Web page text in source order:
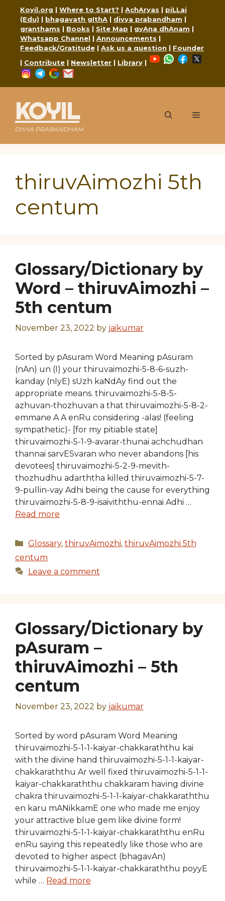
content
Koyil.org | Where to Start? | AchAryas | piLLai
(Edu) | bhagavath gIthA | divya prabandham |
granthams | Books | Site Map | gyAna dhAnam |
Whatsapp Channel | Announcements |
Feedback/Gratitude | Ask us a question | Founder
| Contribute | Newsletter | Library |
YouTubeWhatsApp
Facebook
Instagram
Telegram
Google
KOYIL
DIVYA PRABANDHAM
Menu
thiruvAimozhi 5th
centum
Glossary/Dictionary by
Word – thiruvAimozhi –
5th centum
November 23, 2022 by jaikumar
Sorted by pAsuram Word Meaning pAsuram
(nAn) un (I) your thiruvaimozhi-5-8-6-suzh-
kanday (nIyE) sUzh kaNdAy find out the
appropriate means. thiruvaimozhi-5-8-5-
azhuvan-thozhuvan a that thiruvaimozhi-5-8-2-
emmane A A enRu considering -alas! (feeling
sympathetic)- [for my pitiable state]
thiruvaimozhi-5-1-9-avarar-thunai achchudhan
thannai sarvESvaran who never abandons [his
devotees] thiruvaimozhi-5-2-9-mevith-
thozhudhu adarththa killed thiruvaimozhi-5-7-
9-pullin-vay Adhi being the cause for everything
thiruvaimozhi-5-8-9-isaiviththu-ennai Adhi …
Read more
Categories
Glossary, thiruvAimozhi, thiruvAimozhi 5th
centum
Leave a comment
Glossary/Dictionary by
pAsuram –
thiruvAimozhi – 5th
centum
November 23, 2022 by jaikumar
Sorted by word pAsuram Word Meaning
thiruvaimozhi-5-1-1-kaiyar-chakkaraththu kai
with the divine hand thiruvaimozhi-5-1-1-kaiyar-
chakkaraththu Ar well fixed thiruvaimozhi-5-1-1-
kaiyar-chakkaraththu chakkaram having divine
chakra thiruvaimozhi-5-1-1-kaiyar-chakkaraththu
en karu mANikkamE one who made me enjoy
your attractive blue gem like divine form!
thiruvaimozhi-5-1-1-kaiyar-chakkaraththu enRu
enRu saying this repeatedly like those who are
devoted to higher aspect (bhagavAn)
thiruvaimozhi-5-1-1-kaiyar-chakkaraththu poyyE
while … Read more